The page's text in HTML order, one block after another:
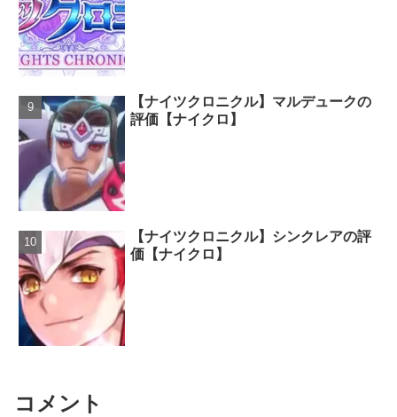
【ナイツクロニクル】マルデュークの
評価【ナイクロ】
【ナイツクロニクル】シンクレアの評
価【ナイクロ】
コメント